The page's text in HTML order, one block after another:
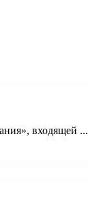
входящей ...